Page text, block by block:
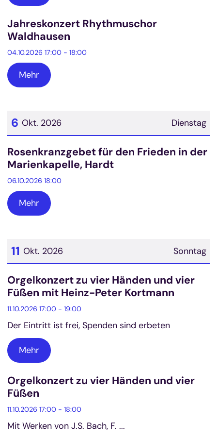
Jahreskonzert Rhythmuschor
Waldhausen
04.10.2026 17:00 - 18:00
Mehr
Dienstag
6 Okt. 2026
Datum: 6. Oktober 2026
Rosenkranzgebet für den Frieden in der
Marienkapelle, Hardt
06.10.2026 18:00
Mehr
Sonntag
11 Okt. 2026
Datum: 11. Oktober 2026
Orgelkonzert zu vier Händen und vier
Füßen mit Heinz-Peter Kortmann
11.10.2026 17:00 - 19:00
Der Eintritt ist frei, Spenden sind erbeten
Mehr
Orgelkonzert zu vier Händen und vier
Füßen
11.10.2026 17:00 - 18:00
Mit Werken von J.S. Bach, F. ...